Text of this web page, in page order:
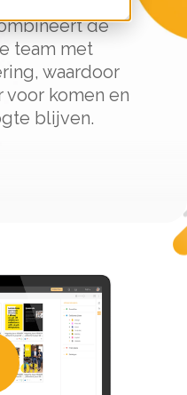
de
team met
waardoor
voor komen en
blijven.